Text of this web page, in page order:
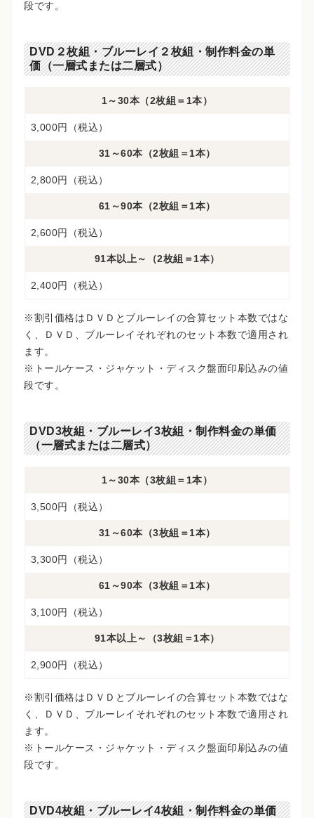
段です。
DVD２枚組・ブルーレイ２枚組・制作料金の単
価（一層式または二層式）
1～30本（2枚組＝1本）
3,000円（税込）
31～60本（2枚組＝1本）
2,800円（税込）
61～90本（2枚組＝1本）
2,600円（税込）
91本以上～（2枚組＝1本）
2,400円（税込）
※割引価格はＤＶＤとブルーレイの合算セット本数ではな
く、ＤＶＤ、ブルーレイそれぞれのセット本数で適用され
ます。
※トールケース・ジャケット・ディスク盤面印刷込みの値
段です。
DVD3枚組・ブルーレイ3枚組・制作料金の単価
（一層式または二層式）
1～30本（3枚組＝1本）
3,500円（税込）
31～60本（3枚組＝1本）
3,300円（税込）
61～90本（3枚組＝1本）
3,100円（税込）
91本以上～（3枚組＝1本）
2,900円（税込）
※割引価格はＤＶＤとブルーレイの合算セット本数ではな
く、ＤＶＤ、ブルーレイそれぞれのセット本数で適用され
ます。
※トールケース・ジャケット・ディスク盤面印刷込みの値
段です。
DVD4枚組・ブルーレイ4枚組・制作料金の単価